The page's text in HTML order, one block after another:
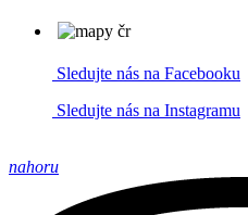
Sledujte nás na Facebooku
Sledujte nás na Instagramu
nahoru